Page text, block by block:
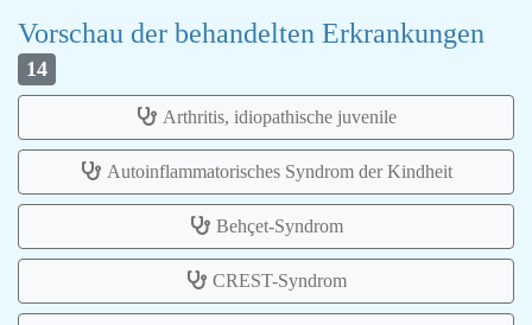
Vorschau der behandelten Erkrankungen
14
Arthritis, idiopathische juvenile
Autoinflammatorisches Syndrom der Kindheit
Behçet-Syndrom
CREST-Syndrom